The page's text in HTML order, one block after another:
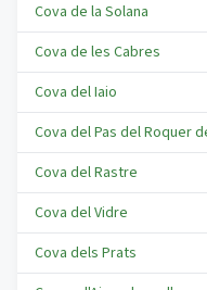
Cova de la Solana
Cova de les Cabres
Cova del Iaio
Cova del Pas del Roquer
Cova del Rastre
Cova del Vidre
Cova dels Prats